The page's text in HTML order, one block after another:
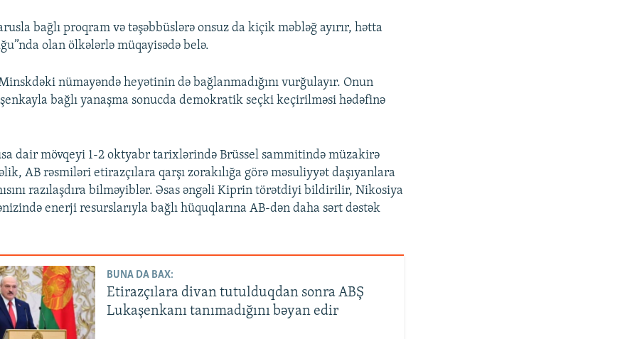
bağlı proqram və təşəbbüslərə onsuz da kiçik məbləğ ayırır, hətta
olan ölkələrlə müqayisədə belə.
nümayəndə heyətinin də bağlanmadığını vurğulayır. Onun
bağlı yanaşma sonucda demokratik seçki keçirilməsi hədəfinə
dair mövqeyi 1-2 oktyabr tarixlərində Brüssel sammitində müzakirə
AB rəsmiləri etirazçılara qarşı zorakılığa görə məsuliyyət daşıyanlara
razılaşdıra bilməyiblər. Əsas əngəli Kiprin törətdiyi bildirilir, Nikosiya
enerji resurslarıyla bağlı hüquqlarına AB-dən daha sərt dəstək
BUNA DA BAX:
Etirazçılara divan tutulduqdan sonra ABŞ
Lukaşenkanı tanımadığını bəyan edir